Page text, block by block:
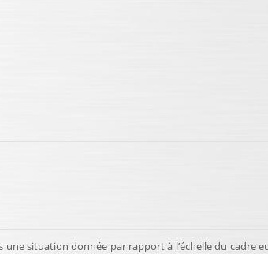
situation donnée par rapport à l’échelle du cadre